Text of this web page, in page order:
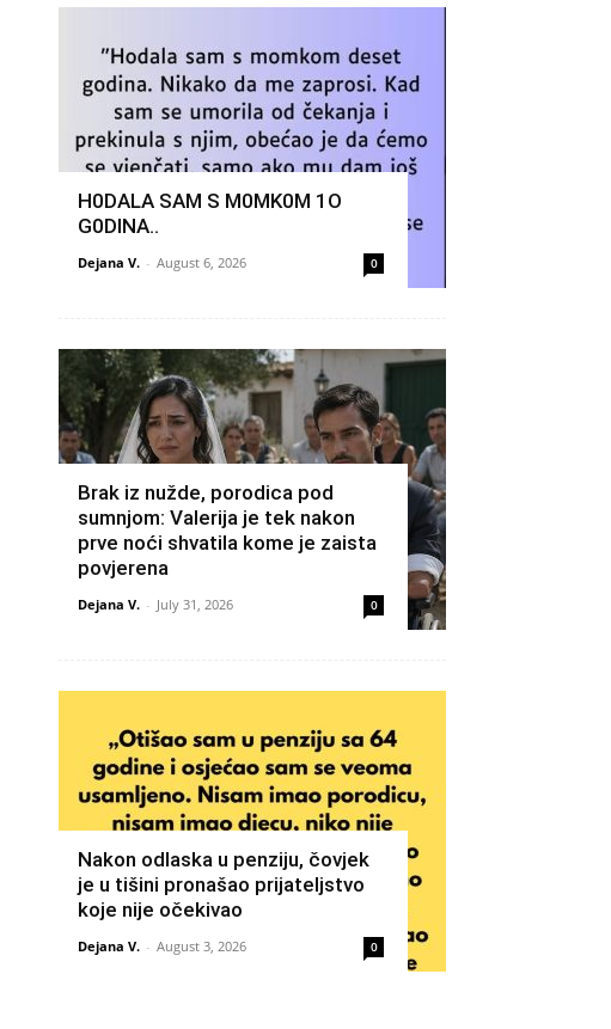
H0DALA SAM S M0MK0M 1O
G0DINA..
Dejana V. - August 6, 2026 0
Brak iz nužde, porodica pod
sumnjom: Valerija je tek nakon
prve noći shvatila kome je zaista
povjerena
Dejana V. - July 31, 2026 0
Nakon odlaska u penziju, čovjek
je u tišini pronašao prijateljstvo
koje nije očekivao
Dejana V. - August 3, 2026 0